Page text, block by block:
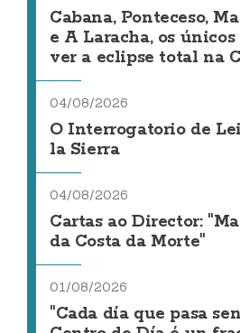
Cabana, Ponteceso,
e A Laracha, os
ver a eclipse total na
04/08/2026
O Interrogatorio de
la Sierra
04/08/2026
Cartas ao Director:
da Costa da Morte"
01/08/2026
"Cada día que pasa